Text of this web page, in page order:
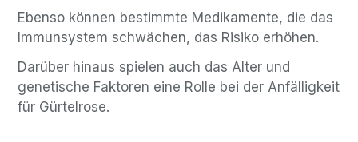
Ebenso können bestimmte Medikamente, die das
Immunsystem schwächen, das Risiko erhöhen.
Darüber hinaus spielen auch das Alter und
genetische Faktoren eine Rolle bei der Anfälligkeit
für Gürtelrose.